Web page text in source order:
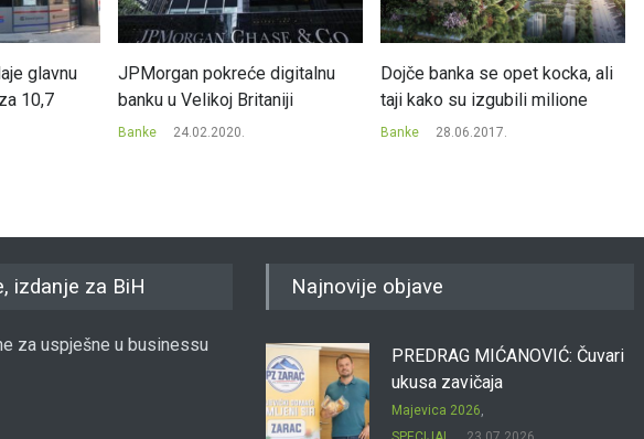
glavnu
10,7
JPMorgan pokreće digitalnu
banku u Velikoj Britaniji
Banke 24.02.2020.
Dojče banka se opet kocka, ali
taji kako su izgubili milione
Banke 28.06.2017.
izdanje za BiH
za uspješne u businessu
Najnovije objave
PREDRAG MIĆANOVIĆ: Čuvari
ukusa zavičaja
Majevica 2026